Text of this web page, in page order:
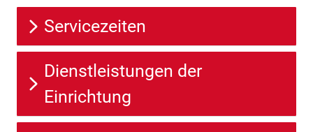
Servicezeiten
Dienstleistungen der
Einrichtung